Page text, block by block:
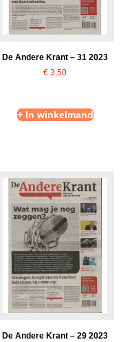
De Andere Krant – 31 2023
€ 3,50
+ In winkelmand
De Andere Krant – 29 2023